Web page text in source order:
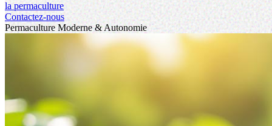
la permaculture
Contactez-nous
Permaculture Moderne & Autonomie